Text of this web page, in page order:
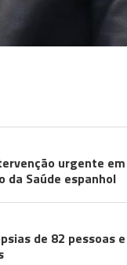
urgente em
da Saúde espanhol
de 82 pessoas e